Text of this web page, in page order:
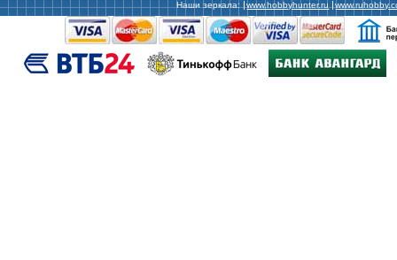
Наши зеркала: www.hobbyhunter.ru